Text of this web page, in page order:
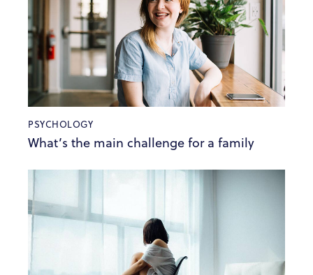
PSYCHOLOGY
What’s the main challenge for a family